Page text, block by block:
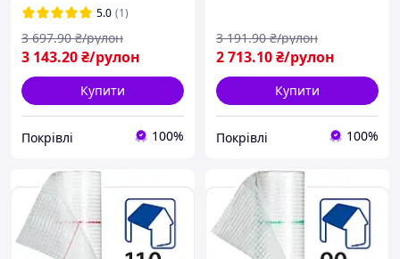
5.0 (1)
3 143.20₴/рулон
3 697.90 ₴/рулон
Купити
Покрівлі 100%
2 713.10₴/рулон
3 191.90 ₴/рулон
Купити
Покрівлі 100%